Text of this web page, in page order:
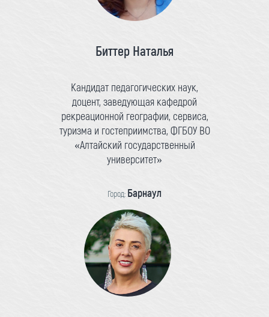
Биттер Наталья
Кандидат педагогических наук,
доцент, заведующая кафедрой
рекреационной географии, сервиса,
туризма и гостеприимства, ФГБОУ ВО
«Алтайский государственный
университет»
Город: Барнаул